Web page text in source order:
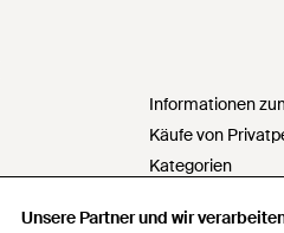
Unsere Partner und wir
Informationen
Käufe von
Kategorien
Meine